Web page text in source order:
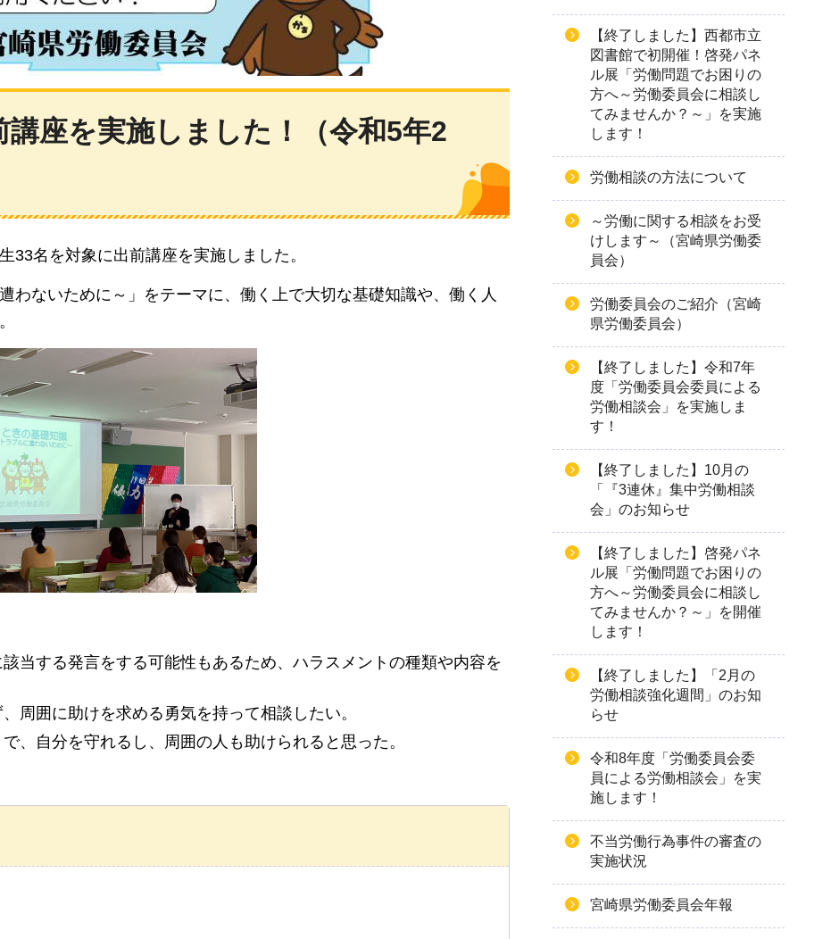
講座を実施しました！（令和5年2
33名を対象に出前講座を実施しました。
わないために～」をテーマに、働く上で大切な基礎知識や、働く人
当する発言をする可能性もあるため、ハラスメントの種類や内容を
周囲に助けを求める勇気を持って相談したい。
、自分を守れるし、周囲の人も助けられると思った。
【終了しました】西都市立
図書館で初開催！啓発パネ
ル展「労働問題でお困りの
方へ～労働委員会に相談し
てみませんか？～」を実施
します！
労働相談の方法について
～労働に関する相談をお受
けします～（宮崎県労働委
員会）
労働委員会のご紹介（宮崎
県労働委員会）
【終了しました】令和7年
度「労働委員会委員による
労働相談会」を実施しま
す！
【終了しました】10月の
「『3連休』集中労働相談
会」のお知らせ
【終了しました】啓発パネ
ル展「労働問題でお困りの
方へ～労働委員会に相談し
てみませんか？～」を開催
します！
【終了しました】「2月の
労働相談強化週間」のお知
らせ
令和8年度「労働委員会委
員による労働相談会」を実
施します！
不当労働行為事件の審査の
実施状況
宮崎県労働委員会年報